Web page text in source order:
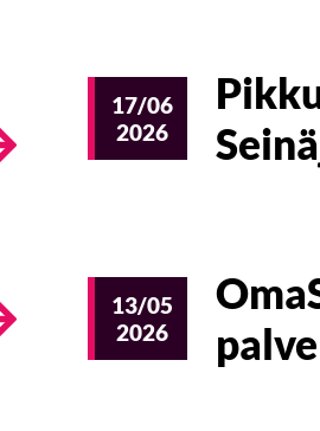
17/06
2026
13/05
2026